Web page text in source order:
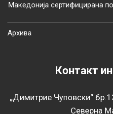
Македонија сертифицирана
Архива
Контакт
„Димитрие Чуповски“
Северна